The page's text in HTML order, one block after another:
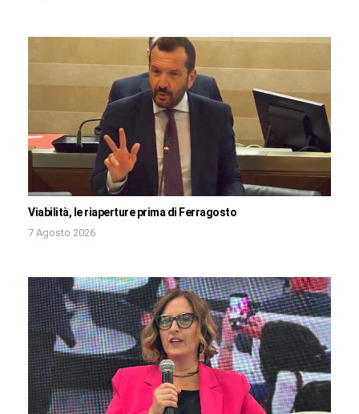
Viabilità, le riaperture prima di Ferragosto
7 Agosto 2026